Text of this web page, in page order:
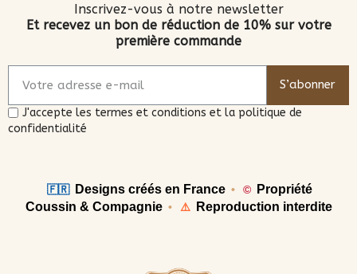
Inscrivez-vous à notre newsletter
Et recevez un bon de réduction de 10% sur votre
première commande
S’abonner
J'accepte les termes et conditions et la politique de
confidentialité
🇫🇷 Designs créés en France • ©
Propriété
Coussin & Compagnie • ⚠️ Reproduction interdite